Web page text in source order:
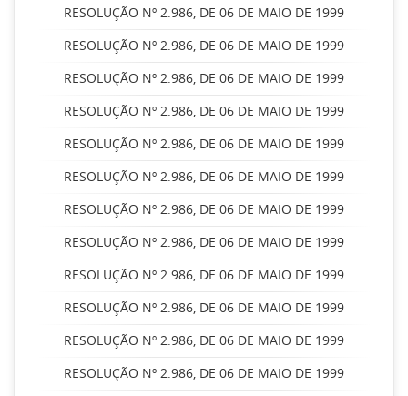
RESOLUÇÃO Nº 2.986, DE 06 DE MAIO DE 1999
RESOLUÇÃO Nº 2.986, DE 06 DE MAIO DE 1999
RESOLUÇÃO Nº 2.986, DE 06 DE MAIO DE 1999
RESOLUÇÃO Nº 2.986, DE 06 DE MAIO DE 1999
RESOLUÇÃO Nº 2.986, DE 06 DE MAIO DE 1999
RESOLUÇÃO Nº 2.986, DE 06 DE MAIO DE 1999
RESOLUÇÃO Nº 2.986, DE 06 DE MAIO DE 1999
RESOLUÇÃO Nº 2.986, DE 06 DE MAIO DE 1999
RESOLUÇÃO Nº 2.986, DE 06 DE MAIO DE 1999
RESOLUÇÃO Nº 2.986, DE 06 DE MAIO DE 1999
RESOLUÇÃO Nº 2.986, DE 06 DE MAIO DE 1999
RESOLUÇÃO Nº 2.986, DE 06 DE MAIO DE 1999